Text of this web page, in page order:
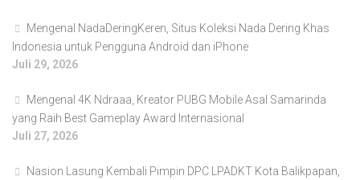
Mengenal NadaDeringKeren, Situs Koleksi Nada Dering Khas
Indonesia untuk Pengguna Android dan iPhone
Juli 29, 2026
Mengenal 4K Ndraaa, Kreator PUBG Mobile Asal Samarinda
yang Raih Best Gameplay Award Internasional
Juli 27, 2026
Nasion Lasung Kembali Pimpin DPC LPADKT Kota Balikpapan,